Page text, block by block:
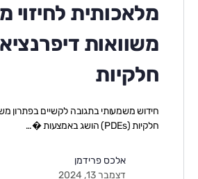
מלאכותית לחיזוי
משוואות
חלקיות
חידוש משמעותי בתגובה לקשיים בפתרון
חלקיות (PDEs) הושג באמצעות �…
אלכס פרידמן
דצמבר 13, 2024